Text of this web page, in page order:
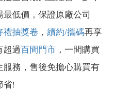
低價，保證原廠公司
禮抽獎卷 ， 續約/攜碼再享
超過百間門市 ，一間購買
務，售後免擔心購買有
省!